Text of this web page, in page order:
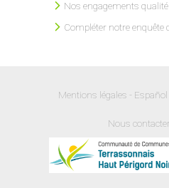
Nos engagements
Compléter notre enquête
Mentions légales - Español
Nous